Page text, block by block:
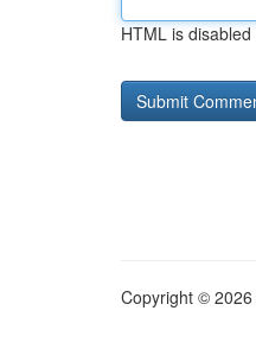
HTML is disabled
Copyright © 2026